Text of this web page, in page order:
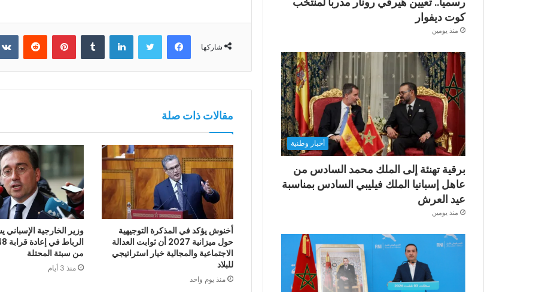
شاركها
فيسبوك تويتر لينكدإن بينتيريست
مقالات ذات صلة
أخنوش يؤكد في المذكرة التوجيهية
حول ميزانية 2027 أن ثوابت العدالة
الاجتماعية والمجالية خيار استراتيجي
للبلاد
منذ يوم واحد
وزير الخارجية الإسباني
من سبتة المحتلة
منذ 3 أيام
كوت ديفوار
منذ يومين
أخبار وطنية
برقية تهنئة إلى الملك محمد السادس من
عاهل إسبانيا الملك فيليبي السادس بمناسبة
عيد العرش
منذ يومين